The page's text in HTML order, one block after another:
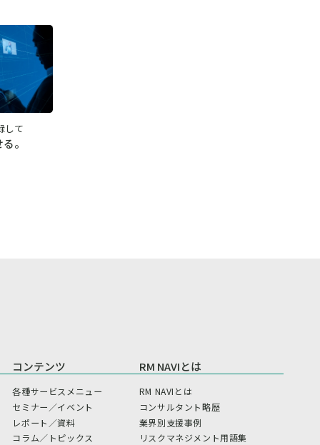
して
。
コンテンツ
各種サービスメニュー
セミナー／イベント
レポート／資料
コラム／トピックス
RM NAVIとは
RM NAVIとは
コンサルタント略歴
業界別支援事例
リスクマネジメント用語集